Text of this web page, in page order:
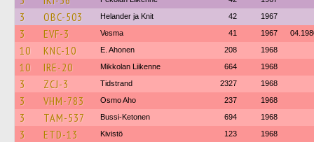
3 OBC-503 Helander ja Knit 42 1967
3 EVF-3 Vesma 41 1967
10 KNC-10 E. Ahonen 208 1968
10 IRE-20 Mikkolan Liikenne 664 1968
3 ZCJ-3 Tidstrand 2327 1968
3 VHM-783 Osmo Aho 237 1968
3 TAM-537 Bussi-Ketonen 694 1968
3 ETD-13 Kivistö 123 1968